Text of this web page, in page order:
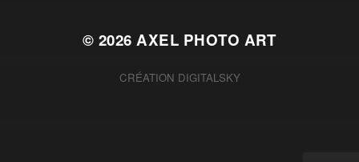
© 2026AXEL PHOTO ART
CRÉATION DIGITALSKY